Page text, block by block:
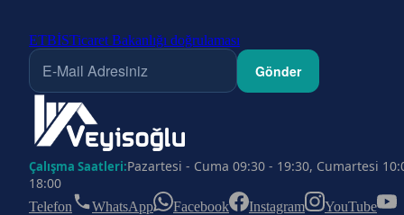
ETBİSTicaret Bakanlığı doğrulaması
Gönder
Çalışma Saatleri:Pazartesi - Cuma 09:30 - 19:30, Cumartesi
18:00
Telefon WhatsApp Facebook Instagram YouTube